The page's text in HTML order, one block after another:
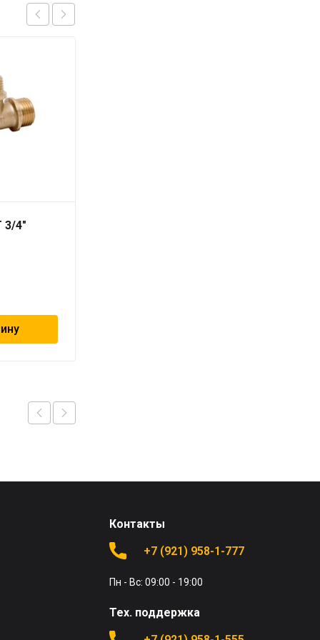
3/4″
Контакты
+7 (921) 958-1-777
Пн - Вс: 09:00 - 19:00
Тех. поддержка